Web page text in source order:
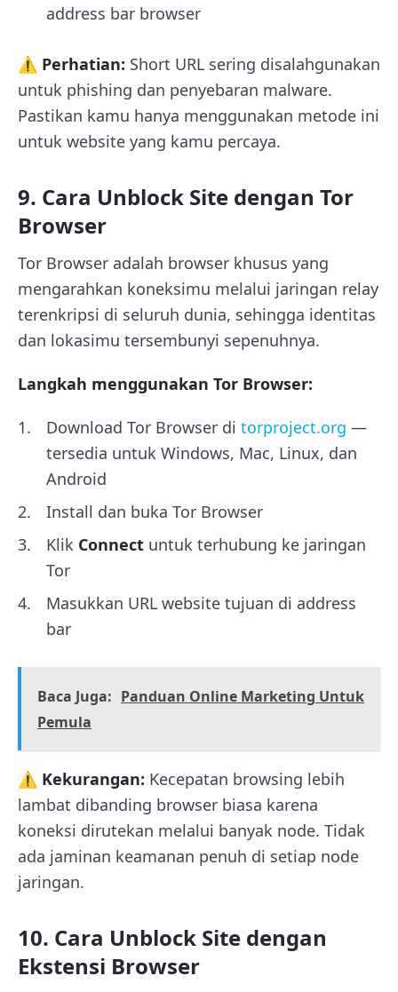
address bar browser
⚠️ Perhatian: Short URL sering disalahgunakan
untuk phishing dan penyebaran malware.
Pastikan kamu hanya menggunakan metode ini
untuk website yang kamu percaya.
9. Cara Unblock Site dengan Tor
Browser
Tor Browser adalah browser khusus yang
mengarahkan koneksimu melalui jaringan relay
terenkripsi di seluruh dunia, sehingga identitas
dan lokasimu tersembunyi sepenuhnya.
Langkah menggunakan Tor Browser:
Download Tor Browser di torproject.org —
tersedia untuk Windows, Mac, Linux, dan
Android
Install dan buka Tor Browser
Klik Connect untuk terhubung ke jaringan
Tor
Masukkan URL website tujuan di address
bar
Baca Juga: Panduan Online Marketing Untuk
Pemula
⚠️ Kekurangan: Kecepatan browsing lebih
lambat dibanding browser biasa karena
koneksi dirutekan melalui banyak node. Tidak
ada jaminan keamanan penuh di setiap node
jaringan.
10. Cara Unblock Site dengan
Ekstensi Browser